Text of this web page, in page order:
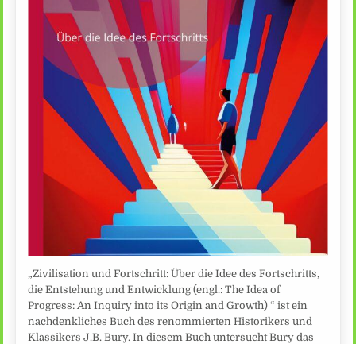
„Zivilisation und Fortschritt: Über die Idee des Fortschritts,
die Entstehung und Entwicklung (engl.: The Idea of
Progress: An Inquiry into its Origin and Growth) “ ist ein
nachdenkliches Buch des renommierten Historikers und
Klassikers J.B. Bury. In diesem Buch untersucht Bury das